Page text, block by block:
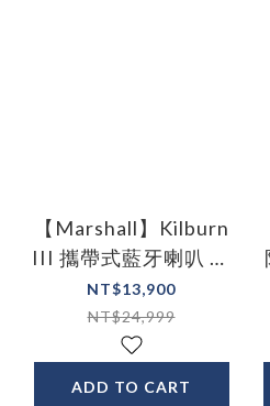
【Marshall】Kilburn
III 攜帶式藍牙喇叭 音
響
NT$13,900
NT$24,999
ADD TO CART